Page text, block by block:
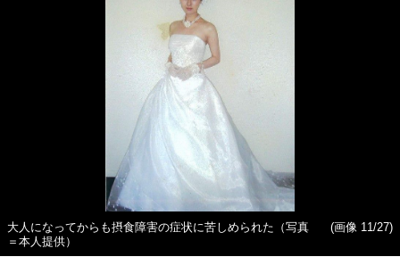
大人になってからも摂食障害の症状に苦しめられた（写真
＝本人提供）
(画像 11/27)